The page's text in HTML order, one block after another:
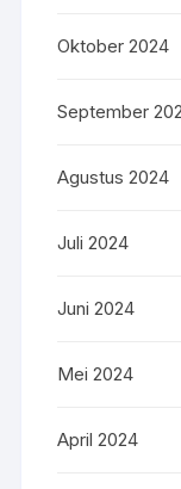
Oktober 2024
September
Agustus 2024
Juli 2024
Juni 2024
Mei 2024
April 2024